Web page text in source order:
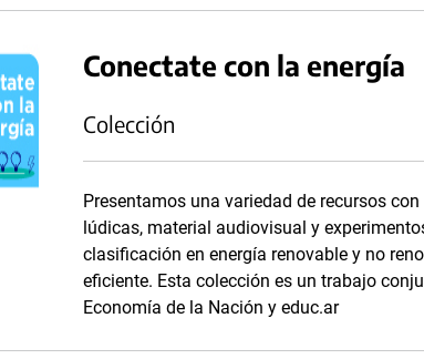
Conectate con la energía
Colección
Presentamos una variedad de recursos
lúdicas, material audiovisual y
clasificación en energía renovable y no
eficiente. Esta colección es un trabajo
Economía de la Nación y educ.ar